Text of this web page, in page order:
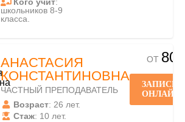
школьников 8-9
класса.
АНАСТАСИЯ
КОНСТАНТИНОВНА
ЧАСТНЫЙ ПРЕПОДАВАТЕЛЬ
Возраст: 26 лет.
Стаж: 10 лет.
ОТ 800
ЗАПИСЬ
ОНЛАЙН